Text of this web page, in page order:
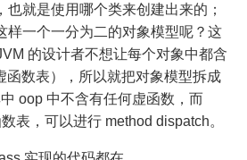
也就是使用哪个类来创建出来的；
样一个一分为二的对象模型呢？这
的设计者不想让每个对象中都含
函数表），所以就把对象模型拆成
oop 中不含有任何虚函数，而
表，可以进行 method dispatch。